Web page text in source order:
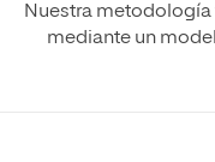
Nuestra
mediante un